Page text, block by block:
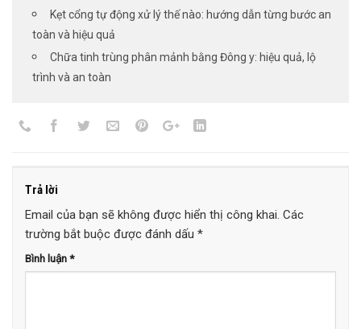
Kẹt cổng tự động xử lý thế nào: hướng dẫn từng bước an
toàn và hiệu quả
Chữa tinh trùng phân mảnh bằng Đông y: hiệu quả, lộ
trình và an toàn
Trả lời
Email của bạn sẽ không được hiển thị công khai. Các
trường bắt buộc được đánh dấu *
Bình luận*